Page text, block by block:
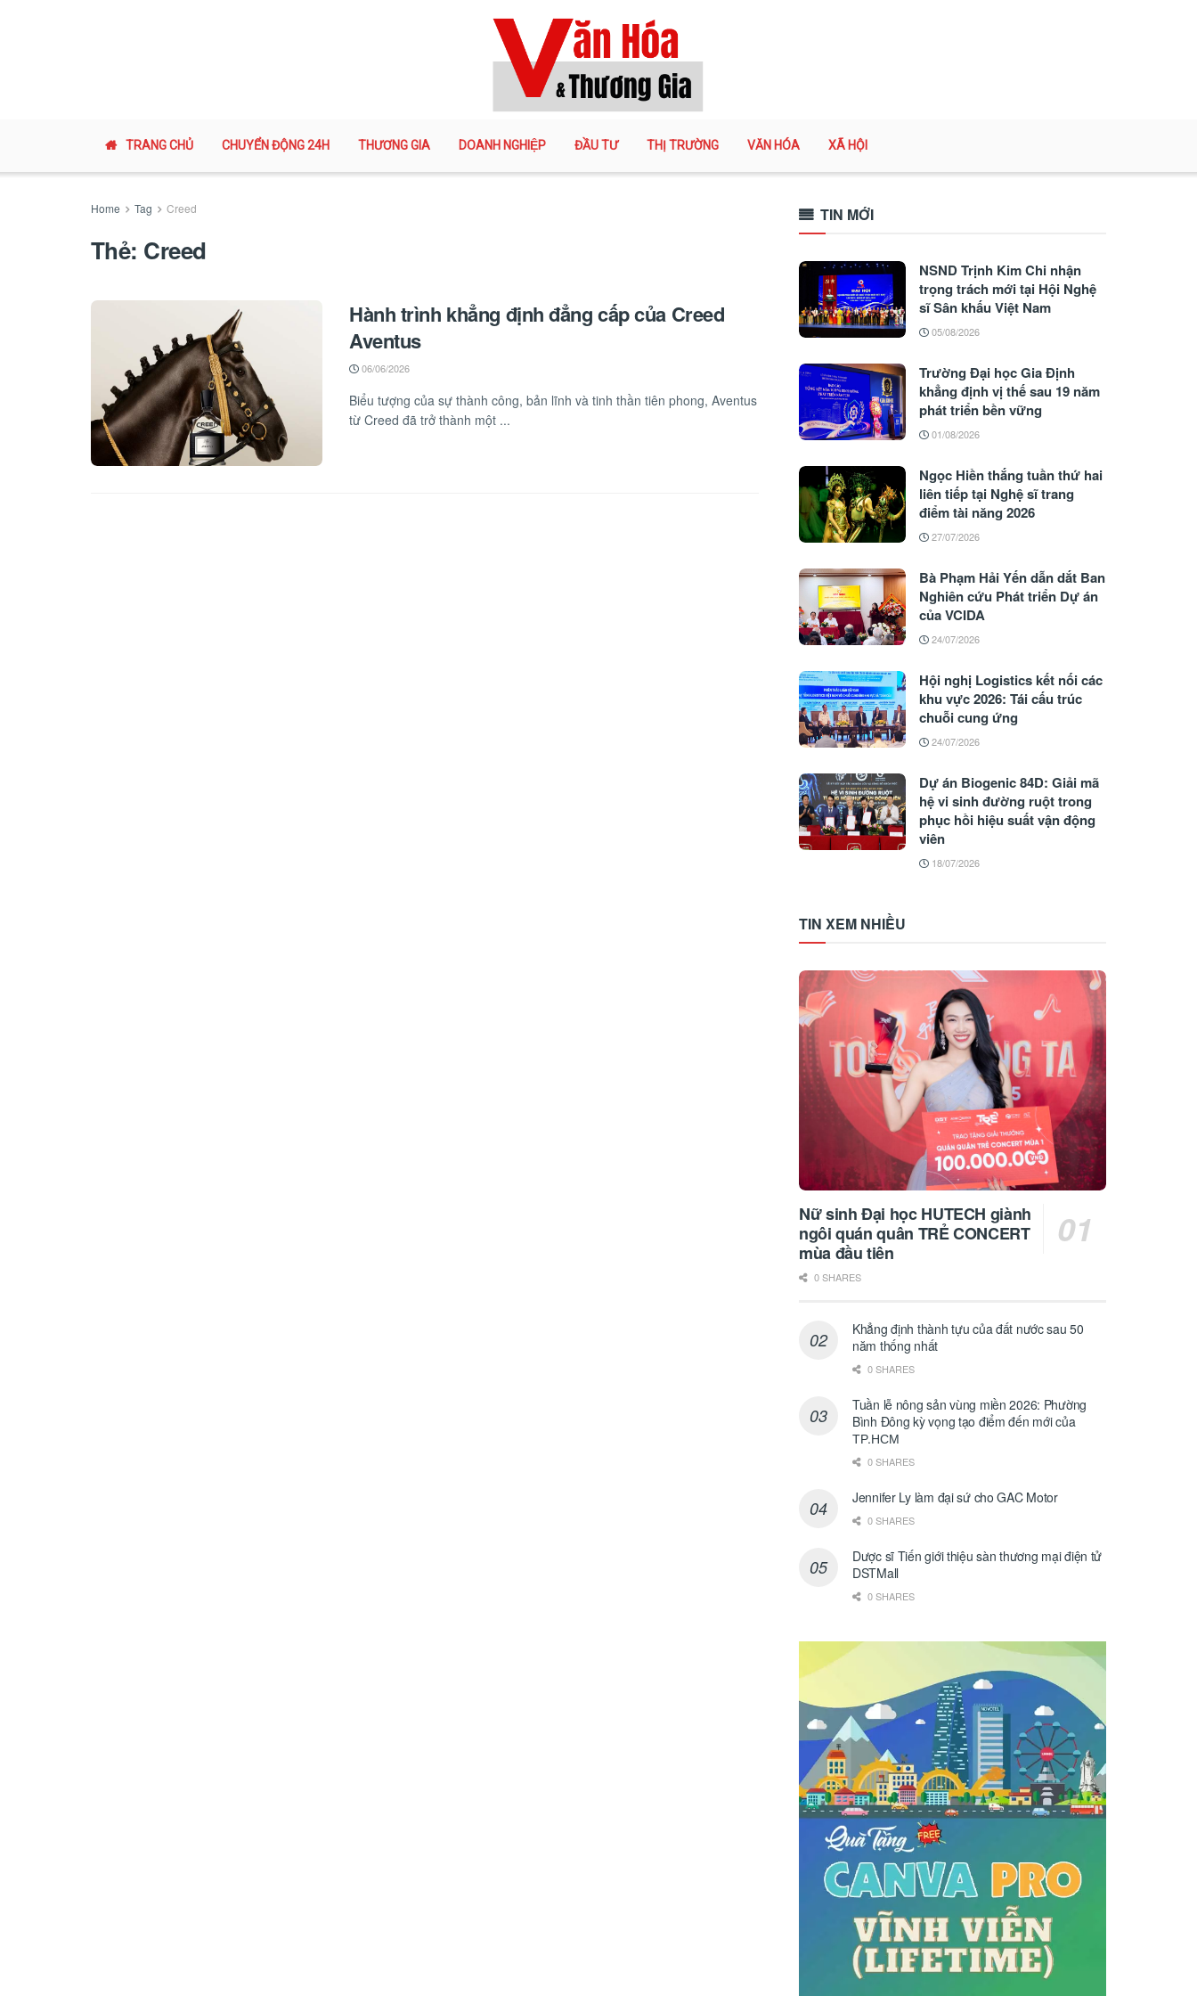
TRANG CHỦ CHUYỂN ĐỘNG 24H THƯƠNG GIA DOANH NGHIỆP ĐẦU TƯ THỊ TRƯỜNG VĂN HÓA XÃ HỘI
Home Tag Creed
Thẻ: Creed
Hành trình khẳng định đẳng cấp của Creed
Aventus
06/06/2026
Biểu tượng của sự thành công, bản lĩnh và tinh thần tiên phong, Aventus
từ Creed đã trở thành một ...
TIN MỚI
NSND Trịnh Kim Chi nhận
trọng trách mới tại Hội Nghệ
sĩ Sân khấu Việt Nam
05/08/2026
Trường Đại học Gia Định
khẳng định vị thế sau 19 năm
phát triển bền vững
01/08/2026
Ngọc Hiền thắng tuần thứ hai
liên tiếp tại Nghệ sĩ trang
điểm tài năng 2026
27/07/2026
Bà Phạm Hải Yến dẫn dắt Ban
Nghiên cứu Phát triển Dự án
của VCIDA
24/07/2026
Hội nghị Logistics kết nối các
khu vực 2026: Tái cấu trúc
chuỗi cung ứng
24/07/2026
Dự án Biogenic 84D: Giải mã
hệ vi sinh đường ruột trong
phục hồi hiệu suất vận động
viên
18/07/2026
TIN XEM NHIỀU
Nữ sinh Đại học HUTECH giành
ngôi quán quân TRẺ CONCERT
mùa đầu tiên
0 SHARES
Khẳng định thành tựu của đất nước sau 50
năm thống nhất
0 SHARES
Tuần lễ nông sản vùng miền 2026: Phường
Bình Đông kỳ vọng tạo điểm đến mới của
ТР.НСМ
0 SHARES
Jennifer Ly làm đại sứ cho GAC Motor
0 SHARES
Dược sĩ Tiến giới thiệu sàn thương mại điện tử
DSTMall
0 SHARES